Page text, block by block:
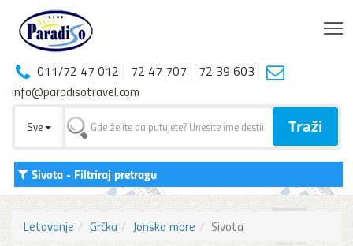
011/72 47 012 72 47 707
72 39 603
info@paradisotravel.com
Sve Traži
Sivota- Filtriraj pretragu
Letovanje Grčka Jonsko more Sivota